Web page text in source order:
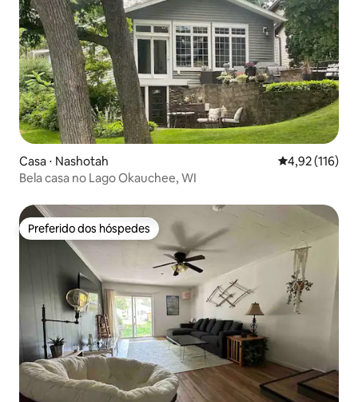
Casa ⋅ Nashotah 4,92 de uma
4,92 (116)
Bela casa no Lago Okauchee, WI
Preferido dos hóspedes
Preferido dos hóspedes